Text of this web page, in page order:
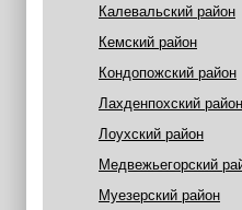
Калевальский район
Кемский район
Кондопожский район
Лахденпохский район
Лоухский район
Медвежьегорский
Муезерский район